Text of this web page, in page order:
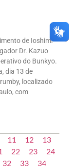
de Ioshimi
Dr. Kazuo
do Bunkyo.
dia 13 de
localizado
com
11 12
13
22 23
24
32 33
34